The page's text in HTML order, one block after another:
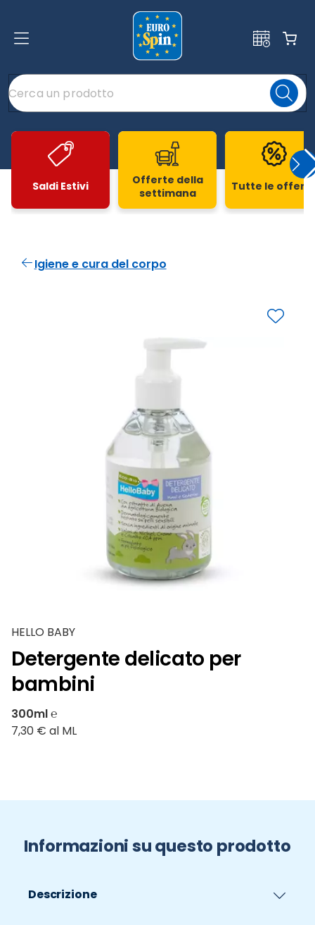
Saldi Estivi
Offerte della
settimana
Tutte le
Igiene e cura del corpo
HELLO BABY
Detergente delicato per
bambini
300ml ℮
7,30 € al ML
Informazioni su questo prodotto
Descrizione